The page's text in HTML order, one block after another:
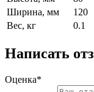
Ширина, мм
120
Вес, кг
0.1
Написать
Оценка*